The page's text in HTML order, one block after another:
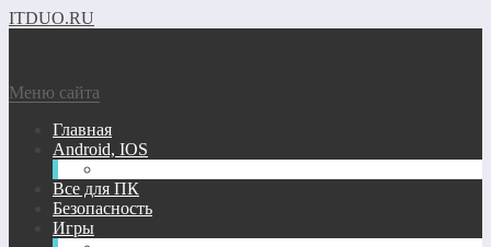
ITDUO.RU
Меню сайта
Главная
Android, IOS
Все для ПК
Безопасность
Игры